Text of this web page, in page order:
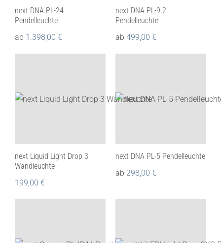
next DNA PL-24
Pendelleuchte
ab 1.398,00 €
next DNA PL-9.2
Pendelleuchte
ab 499,00 €
next Liquid Light Drop 3
Wandleuchte
199,00 €
next DNA PL-5 Pendelleuchte
ab 298,00 €